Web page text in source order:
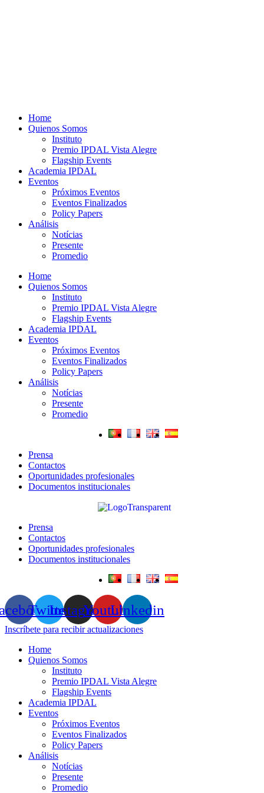
Home
Quienos Somos
Instituto
Premio IPDAL Vista Alegre
Flagship Events
Academia IPDAL
Eventos
Próximos Eventos
Eventos Finalizados
Policy Papers
Análisis
Notícias
Presente
Promedio
Home
Quienos Somos
Instituto
Premio IPDAL Vista Alegre
Flagship Events
Academia IPDAL
Eventos
Próximos Eventos
Eventos Finalizados
Policy Papers
Análisis
Notícias
Presente
Promedio
Prensa
Contactos
Oportunidades profesionales
Documentos institucionales
Prensa
Contactos
Oportunidades profesionales
Documentos institucionales
TwitterInstagramYoutubeLinkedin
Inscríbete para recibir actualizaciones
Home
Quienos Somos
Instituto
Premio IPDAL Vista Alegre
Flagship Events
Academia IPDAL
Eventos
Próximos Eventos
Eventos Finalizados
Policy Papers
Análisis
Notícias
Presente
Promedio